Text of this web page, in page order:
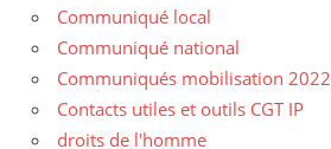
Communiqué local
Communiqué national
Communiqués mobilisation 2022
Contacts utiles et outils CGT IP
droits de l'homme